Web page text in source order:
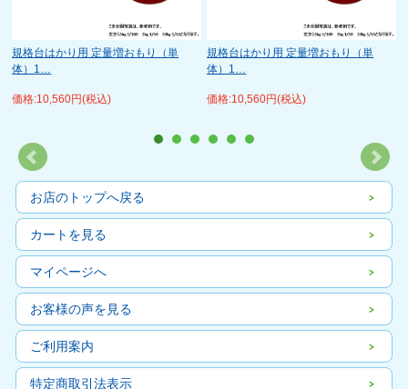
規格台はかり用 定量増おもり（単
体）1…
価格:10,560円(税込)
規格台はかり用 定量増おもり（単
体）1…
価格:10,560円(税込)
お店のトップへ戻る
カートを見る
マイページへ
お客様の声を見る
ご利用案内
特定商取引法表示